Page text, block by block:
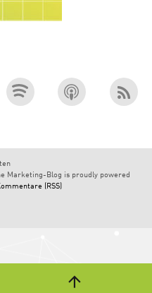
Marketing-Blog is proudly powered
(RSS)